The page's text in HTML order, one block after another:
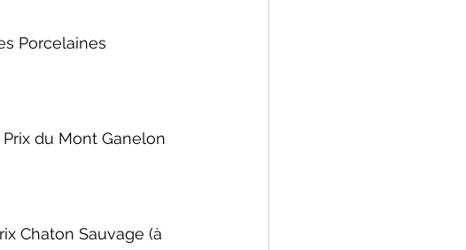
Porcelaines
Prix du Mont Ganelon
Chaton Sauvage (à